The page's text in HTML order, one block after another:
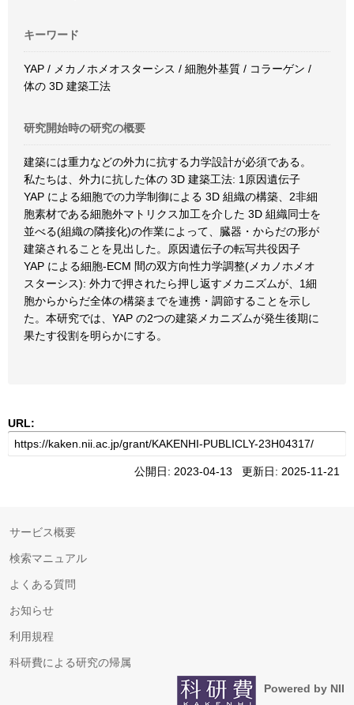
キーワード
YAP / メカノホメオスターシス / 細胞外基質 / コラーゲン /
体の 3D 建築工法
研究開始時の研究の概要
建築には重力などの外力に抗する力学設計が必須である。
私たちは、外力に抗した体の 3D 建築工法: 1原因遺伝子
YAP による細胞での力学制御による 3D 組織の構築、2非細
胞素材である細胞外マトリクス加工を介した 3D 組織同士を
並べる(組織の隣接化)の作業によって、臓器・からだの形が
建築されることを見出した。原因遺伝子の転写共役因子
YAP による細胞-ECM 間の双方向性力学調整(メカノホメオ
スターシス): 外力で押されたら押し返すメカニズムが、1細
胞からからだ全体の構築までを連携・調節することを示し
た。本研究では、YAP の2つの建築メカニズムが発生後期に
果たす役割を明らかにする。
URL:
公開日: 2023-04-13 更新日: 2025-11-21
サービス概要
検索マニュアル
よくある質問
お知らせ
利用規程
科研費による研究の帰属
Powered by NII